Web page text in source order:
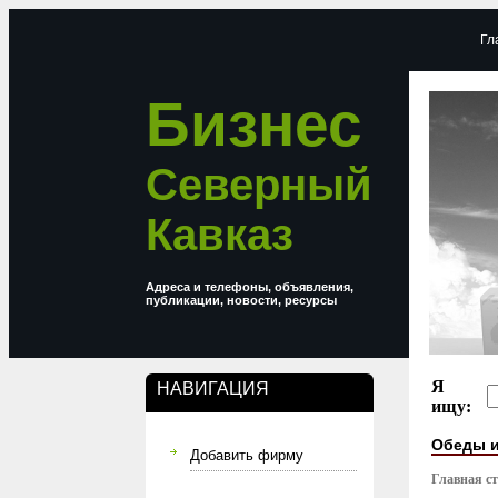
Бизнес
Северный
Кавказ
Адреса и телефоны, объявления,
публикации, новости, ресурсы
НАВИГАЦИЯ
Добавить фирму
Я
ищу:
Обеды
Главная